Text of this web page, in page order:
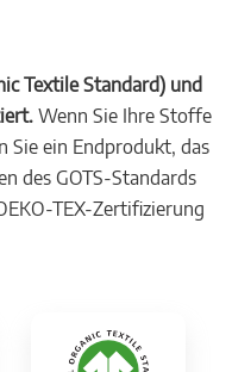
Textile Standard) und
Wenn Sie Ihre Stoffe
Sie ein Endprodukt, das
des GOTS-Standards
TEX-Zertifizierung